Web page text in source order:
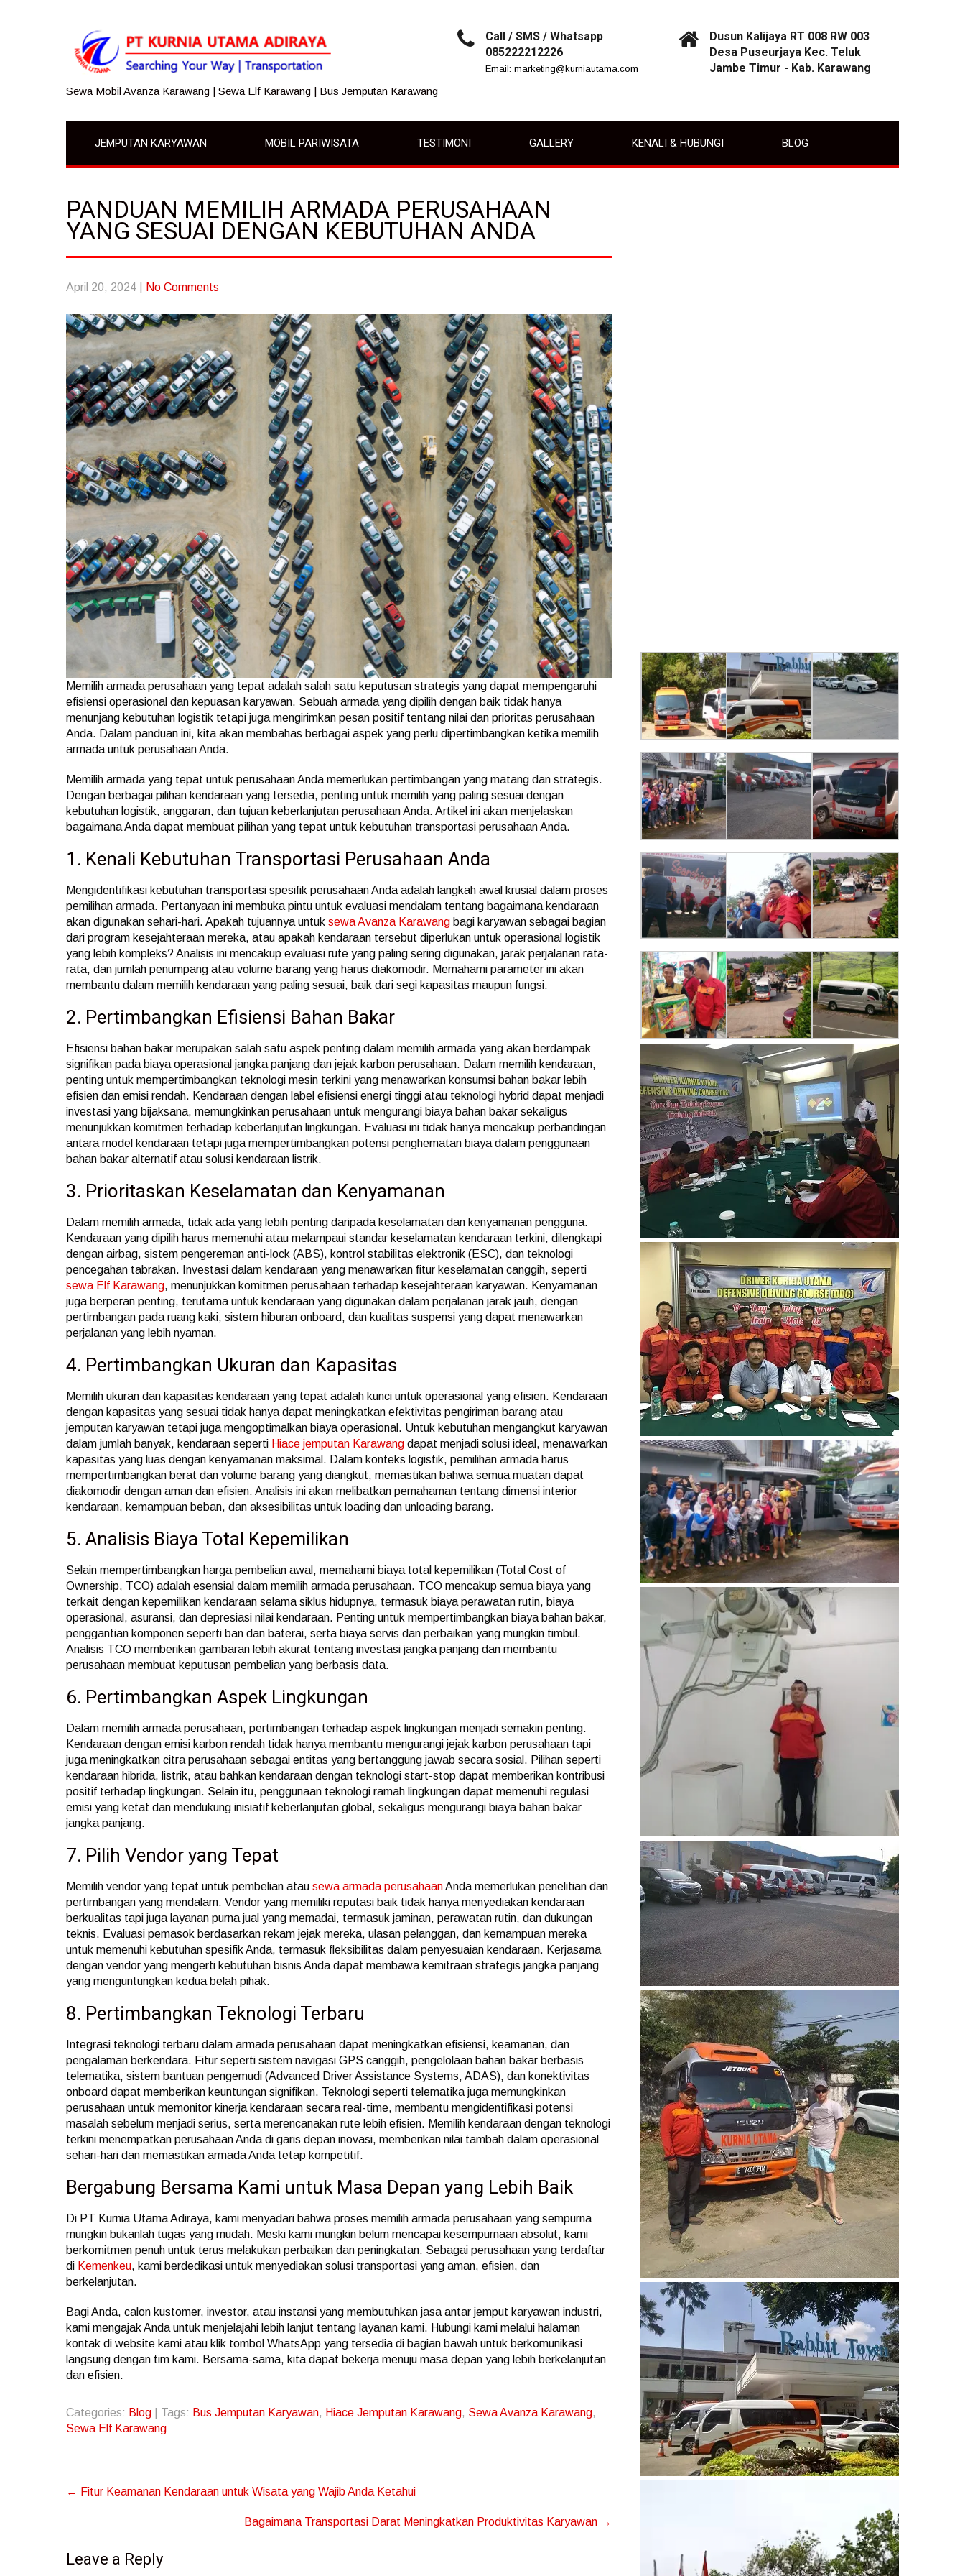
Sewa Mobil Avanza Karawang | Sewa Elf Karawang | Bus Jemputan Karawang
Call / SMS / Whatsapp
085222212226
Email: marketing@kurniautama.com
Dusun Kalijaya RT 008 RW 003
Desa Puseurjaya Kec. Teluk
Jambe Timur - Kab. Karawang
JEMPUTAN KARYAWAN MOBIL PARIWISATA TESTIMONI GALLERY KENALI & HUBUNGI BLOG
PANDUAN MEMILIH ARMADA PERUSAHAAN
YANG SESUAI DENGAN KEBUTUHAN ANDA
April 20, 2024 No Comments
Memilih armada perusahaan yang tepat adalah salah satu keputusan strategis yang dapat mempengaruhi
efisiensi operasional dan kepuasan karyawan. Sebuah armada yang dipilih dengan baik tidak hanya
menunjang kebutuhan logistik tetapi juga mengirimkan pesan positif tentang nilai dan prioritas perusahaan
Anda. Dalam panduan ini, kita akan membahas berbagai aspek yang perlu dipertimbangkan ketika memilih
armada untuk perusahaan Anda.
Memilih armada yang tepat untuk perusahaan Anda memerlukan pertimbangan yang matang dan strategis.
Dengan berbagai pilihan kendaraan yang tersedia, penting untuk memilih yang paling sesuai dengan
kebutuhan logistik, anggaran, dan tujuan keberlanjutan perusahaan Anda. Artikel ini akan menjelaskan
bagaimana Anda dapat membuat pilihan yang tepat untuk kebutuhan transportasi perusahaan Anda.
1. Kenali Kebutuhan Transportasi Perusahaan Anda
Mengidentifikasi kebutuhan transportasi spesifik perusahaan Anda adalah langkah awal krusial dalam proses
pemilihan armada. Pertanyaan ini membuka pintu untuk evaluasi mendalam tentang bagaimana kendaraan
akan digunakan sehari-hari. Apakah tujuannya untuk sewa Avanza Karawang bagi karyawan sebagai bagian
dari program kesejahteraan mereka, atau apakah kendaraan tersebut diperlukan untuk operasional logistik
yang lebih kompleks? Analisis ini mencakup evaluasi rute yang paling sering digunakan, jarak perjalanan rata-
rata, dan jumlah penumpang atau volume barang yang harus diakomodir. Memahami parameter ini akan
membantu dalam memilih kendaraan yang paling sesuai, baik dari segi kapasitas maupun fungsi.
2. Pertimbangkan Efisiensi Bahan Bakar
Efisiensi bahan bakar merupakan salah satu aspek penting dalam memilih armada yang akan berdampak
signifikan pada biaya operasional jangka panjang dan jejak karbon perusahaan. Dalam memilih kendaraan,
penting untuk mempertimbangkan teknologi mesin terkini yang menawarkan konsumsi bahan bakar lebih
efisien dan emisi rendah. Kendaraan dengan label efisiensi energi tinggi atau teknologi hybrid dapat menjadi
investasi yang bijaksana, memungkinkan perusahaan untuk mengurangi biaya bahan bakar sekaligus
menunjukkan komitmen terhadap keberlanjutan lingkungan. Evaluasi ini tidak hanya mencakup perbandingan
antara model kendaraan tetapi juga mempertimbangkan potensi penghematan biaya dalam penggunaan
bahan bakar alternatif atau solusi kendaraan listrik.
3. Prioritaskan Keselamatan dan Kenyamanan
Dalam memilih armada, tidak ada yang lebih penting daripada keselamatan dan kenyamanan pengguna.
Kendaraan yang dipilih harus memenuhi atau melampaui standar keselamatan kendaraan terkini, dilengkapi
dengan airbag, sistem pengereman anti-lock (ABS), kontrol stabilitas elektronik (ESC), dan teknologi
pencegahan tabrakan. Investasi dalam kendaraan yang menawarkan fitur keselamatan canggih, seperti
sewa Elf Karawang, menunjukkan komitmen perusahaan terhadap kesejahteraan karyawan. Kenyamanan
juga berperan penting, terutama untuk kendaraan yang digunakan dalam perjalanan jarak jauh, dengan
pertimbangan pada ruang kaki, sistem hiburan onboard, dan kualitas suspensi yang dapat menawarkan
perjalanan yang lebih nyaman.
4. Pertimbangkan Ukuran dan Kapasitas
Memilih ukuran dan kapasitas kendaraan yang tepat adalah kunci untuk operasional yang efisien. Kendaraan
dengan kapasitas yang sesuai tidak hanya dapat meningkatkan efektivitas pengiriman barang atau
jemputan karyawan tetapi juga mengoptimalkan biaya operasional. Untuk kebutuhan mengangkut karyawan
dalam jumlah banyak, kendaraan seperti Hiace jemputan Karawang dapat menjadi solusi ideal, menawarkan
kapasitas yang luas dengan kenyamanan maksimal. Dalam konteks logistik, pemilihan armada harus
mempertimbangkan berat dan volume barang yang diangkut, memastikan bahwa semua muatan dapat
diakomodir dengan aman dan efisien. Analisis ini akan melibatkan pemahaman tentang dimensi interior
kendaraan, kemampuan beban, dan aksesibilitas untuk loading dan unloading barang.
5. Analisis Biaya Total Kepemilikan
Selain mempertimbangkan harga pembelian awal, memahami biaya total kepemilikan (Total Cost of
Ownership, TCO) adalah esensial dalam memilih armada perusahaan. TCO mencakup semua biaya yang
terkait dengan kepemilikan kendaraan selama siklus hidupnya, termasuk biaya perawatan rutin, biaya
operasional, asuransi, dan depresiasi nilai kendaraan. Penting untuk mempertimbangkan biaya bahan bakar,
penggantian komponen seperti ban dan baterai, serta biaya servis dan perbaikan yang mungkin timbul.
Analisis TCO memberikan gambaran lebih akurat tentang investasi jangka panjang dan membantu
perusahaan membuat keputusan pembelian yang berbasis data.
6. Pertimbangkan Aspek Lingkungan
Dalam memilih armada perusahaan, pertimbangan terhadap aspek lingkungan menjadi semakin penting.
Kendaraan dengan emisi karbon rendah tidak hanya membantu mengurangi jejak karbon perusahaan tapi
juga meningkatkan citra perusahaan sebagai entitas yang bertanggung jawab secara sosial. Pilihan seperti
kendaraan hibrida, listrik, atau bahkan kendaraan dengan teknologi start-stop dapat memberikan kontribusi
positif terhadap lingkungan. Selain itu, penggunaan teknologi ramah lingkungan dapat memenuhi regulasi
emisi yang ketat dan mendukung inisiatif keberlanjutan global, sekaligus mengurangi biaya bahan bakar
jangka panjang.
7. Pilih Vendor yang Tepat
Memilih vendor yang tepat untuk pembelian atau sewa armada perusahaanAnda memerlukan penelitian dan
pertimbangan yang mendalam. Vendor yang memiliki reputasi baik tidak hanya menyediakan kendaraan
berkualitas tapi juga layanan purna jual yang memadai, termasuk jaminan, perawatan rutin, dan dukungan
teknis. Evaluasi pemasok berdasarkan rekam jejak mereka, ulasan pelanggan, dan kemampuan mereka
untuk memenuhi kebutuhan spesifik Anda, termasuk fleksibilitas dalam penyesuaian kendaraan. Kerjasama
dengan vendor yang mengerti kebutuhan bisnis Anda dapat membawa kemitraan strategis jangka panjang
yang menguntungkan kedua belah pihak.
8. Pertimbangkan Teknologi Terbaru
Integrasi teknologi terbaru dalam armada perusahaan dapat meningkatkan efisiensi, keamanan, dan
pengalaman berkendara. Fitur seperti sistem navigasi GPS canggih, pengelolaan bahan bakar berbasis
telematika, sistem bantuan pengemudi (Advanced Driver Assistance Systems, ADAS), dan konektivitas
onboard dapat memberikan keuntungan signifikan. Teknologi seperti telematika juga memungkinkan
perusahaan untuk memonitor kinerja kendaraan secara real-time, membantu mengidentifikasi potensi
masalah sebelum menjadi serius, serta merencanakan rute lebih efisien. Memilih kendaraan dengan teknologi
terkini menempatkan perusahaan Anda di garis depan inovasi, memberikan nilai tambah dalam operasional
sehari-hari dan memastikan armada Anda tetap kompetitif.
Bergabung Bersama Kami untuk Masa Depan yang Lebih Baik
Di PT Kurnia Utama Adiraya, kami menyadari bahwa proses memilih armada perusahaan yang sempurna
mungkin bukanlah tugas yang mudah. Meski kami mungkin belum mencapai kesempurnaan absolut, kami
berkomitmen penuh untuk terus melakukan perbaikan dan peningkatan. Sebagai perusahaan yang terdaftar
di Kemenkeu, kami berdedikasi untuk menyediakan solusi transportasi yang aman, efisien, dan
berkelanjutan.
Bagi Anda, calon kustomer, investor, atau instansi yang membutuhkan jasa antar jemput karyawan industri,
kami mengajak Anda untuk menjelajahi lebih lanjut tentang layanan kami. Hubungi kami melalui halaman
kontak di website kami atau klik tombol WhatsApp yang tersedia di bagian bawah untuk berkomunikasi
langsung dengan tim kami. Bersama-sama, kita dapat bekerja menuju masa depan yang lebih berkelanjutan
dan efisien.
Categories: Blog | Tags: Bus Jemputan Karyawan, Hiace Jemputan Karawang, Sewa Avanza Karawang,
Sewa Elf Karawang
Post
← Fitur Keamanan Kendaraan untuk Wisata yang Wajib Anda Ketahui
Bagaimana Transportasi Darat Meningkatkan Produktivitas Karyawan →
Leave a Reply